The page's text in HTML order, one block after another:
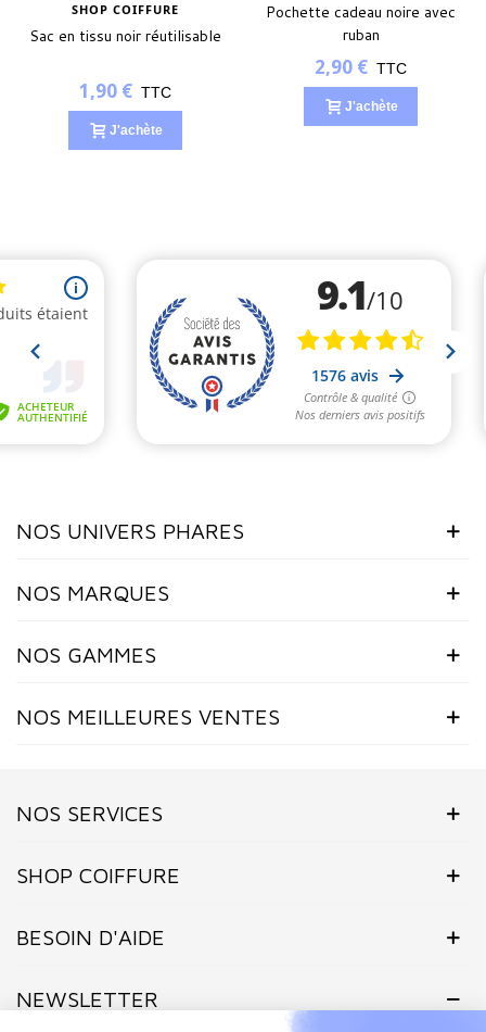
SHOP COIFFURE
Sac en tissu noir réutilisable
1,90 € TTC
J'achète
Pochette cadeau noire avec
ruban
2,90 € TTC
J'achète
NOS UNIVERS PHARES
NOS MARQUES
NOS GAMMES
NOS MEILLEURES VENTES
NOS SERVICES
SHOP COIFFURE
BESOIN D'AIDE
NEWSLETTER